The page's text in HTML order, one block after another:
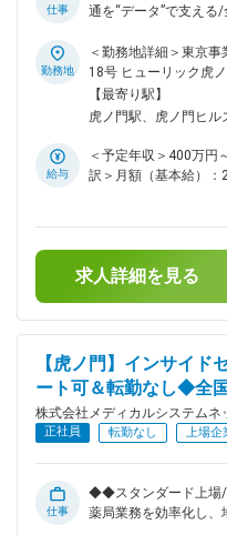
エリアをカバー ■メディカルシステムネットワークについて
ネットワーク事業・調
です。創業から25年
ビスを追求し続け、
事業規模ともに安定成長を続け
仕事
通を“データ”で支える
んな方におすすめ～～
企業で活かしたい方 ・
たい方 ・ワークライ
めたい方 ■概要 仕入先との価格交渉から価格決定、市場動向
で行うお仕事です。
を実行し、社外・社内
携 ・価格交渉、価格
格マスタ構築 ・社外
・各種資料作成 ・シス
きやすい環境 東京事
の行事や急な対応も
水準。OJTやe-
業務に慣れていただけます。 ■当社について
テムネットワーク（ス
ワーク事業、調剤薬局
なの花薬局”を450店
される薬局となることを目指し
の定める業務
勤務地
＜勤務地詳細＞東京
18号 ヒューリック虎
線／虎ノ門駅受動喫
定める事業所（リモー
【最寄り駅】
虎ノ門駅、虎ノ門ヒル
給与
＜予定年収＞400万円
訳＞月額（基本給）：
の金額であり、選考
(月額)は固定手当を含
求人詳細を見る
【虎ノ門】インサイ
ート可＆転勤なし◆全
株式会社メディカルシステムネ
正社員 転勤なし 上場企
仕事
◆◆スタンダード上場/
薬局業務を効率化し、